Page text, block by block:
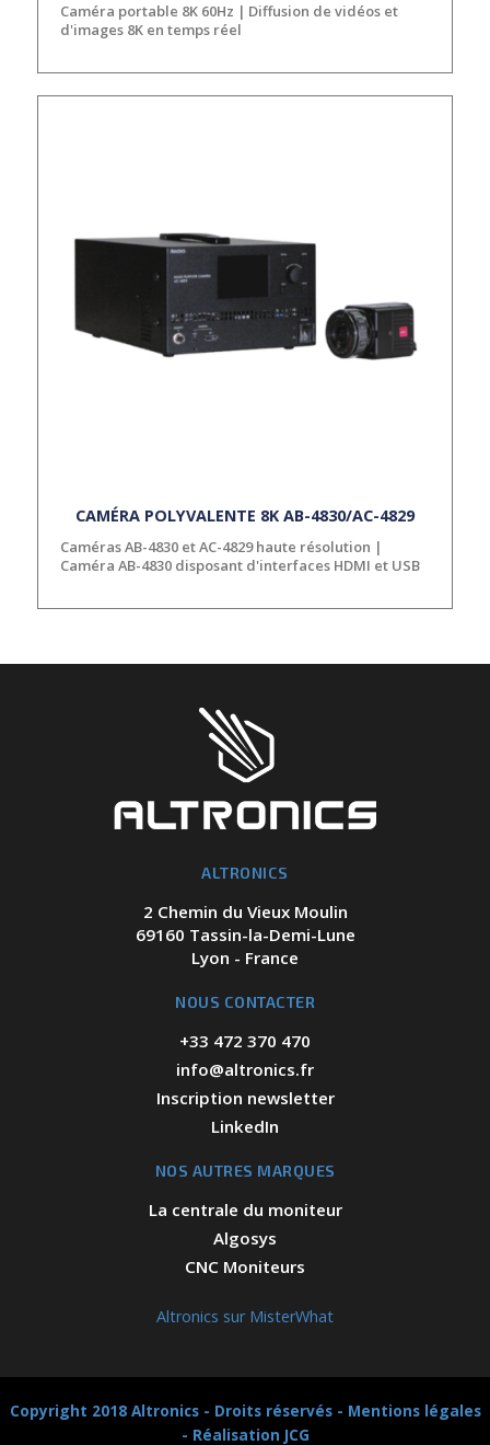
Caméra portable 8K 60Hz | Diffusion de vidéos et
d'images 8K en temps réel
CAMÉRA POLYVALENTE 8K AB-4830/AC-4829
Caméras AB-4830 et AC-4829 haute résolution |
Caméra AB-4830 disposant d'interfaces HDMI et USB
ALTRONICS
2 Chemin du Vieux Moulin
69160 Tassin-la-Demi-Lune
Lyon - France
NOUS CONTACTER
+33 472 370 470
info@altronics.fr
Inscription newsletter
LinkedIn
NOS AUTRES MARQUES
La centrale du moniteur
Algosys
CNC Moniteurs
Altronics sur MisterWhat
Copyright 2018 Altronics - Droits réservés - Mentions légales
- Réalisation JCG